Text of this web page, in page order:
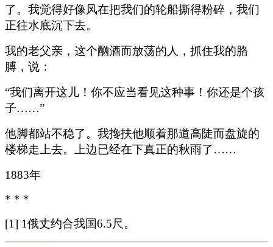
了。我觉得好像风在把我们的轮船撕得粉碎，我们
正往水底沉下去。
我的老父亲，这个酗酒而放荡的人，抓住我的胳
膊，说：
“我们离开这儿！你不应当看见这种事！你还是个孩
子……”
他脚都站不稳了。我搀扶他顺着那道高陡而盘旋的
楼梯走上去。上边已经在下真正的秋雨了……
1883年
* * *
[1] 1俄丈约合我国6.5尺。